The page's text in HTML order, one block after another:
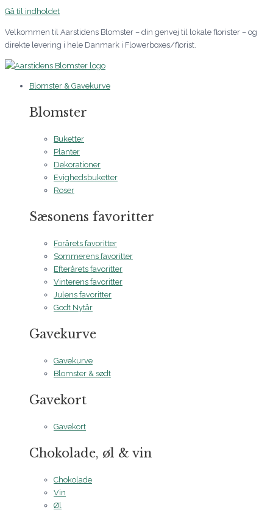
Gå til indholdet
Velkommen til Aarstidens Blomster – din genvej til lokale florister – og
direkte levering i hele Danmark i Flowerboxes/florist.
Blomster & Gavekurve
Blomster
Buketter
Planter
Dekorationer
Evighedsbuketter
Roser
Sæsonens favoritter
Forårets favoritter
Sommerens favoritter
Efterårets favoritter
Vinterens favoritter
Julens favoritter
Godt Nytår
Gavekurve
Gavekurve
Blomster & sødt
Gavekort
Gavekort
Chokolade, øl & vin
Chokolade
Vin
Øl